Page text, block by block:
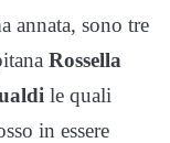
annata, sono tre
Rossella
le quali
in essere